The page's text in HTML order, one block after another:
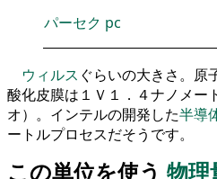
パーセク pc
ウィルス ぐらいの大きさ。原
酸化皮膜は１Ｖ１．４ナノメー
オ）。インテルの開発した半導
ートルプロセスだそうです。
この単位を使う 物理